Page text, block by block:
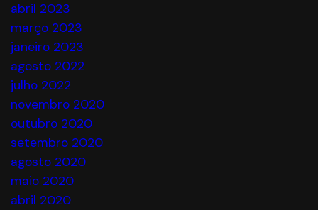
abril 2023
março 2023
janeiro 2023
agosto 2022
julho 2022
novembro 2020
outubro 2020
setembro 2020
agosto 2020
maio 2020
abril 2020